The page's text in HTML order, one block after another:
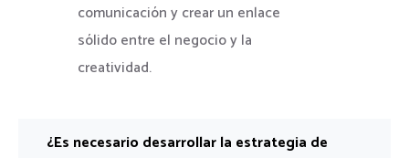
comunicación y crear un enlace
sólido entre el negocio y la
creatividad.
¿Es necesario desarrollar la estrategia de